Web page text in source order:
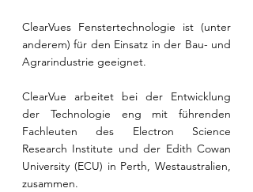
ClearVues Fenstertechnologie ist (unter
anderem) für den Einsatz in der Bau- und
Agrarindustrie geeignet.
ClearVue arbeitet bei der Entwicklung
der Technologie eng mit führenden
Fachleuten des Electron Science
Research Institute und der Edith Cowan
University (ECU) in Perth, Westaustralien,
zusammen.